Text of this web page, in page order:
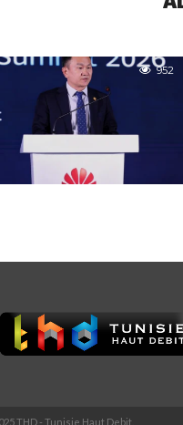
952
THD - Tunisie Haut Debit.